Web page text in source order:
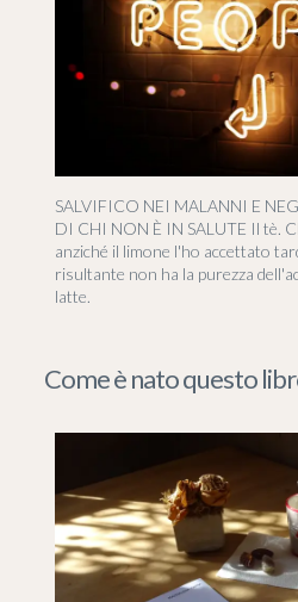
SALVIFICO NEI MALANNI E
DI CHI NON È IN SALUTE Il tè.
anziché il limone l'ho accettato
risultante non ha la purezza
latte.
Come è nato questo